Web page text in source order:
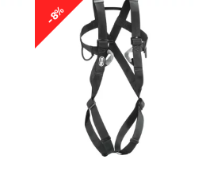
-8%